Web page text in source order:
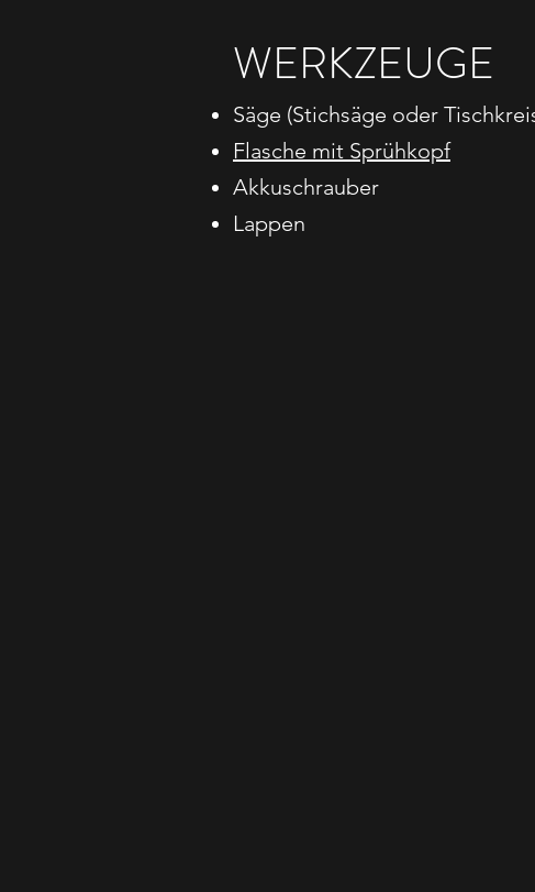
WERKZEUGE
Säge (Stichsäge oder
Flasche mit Sprühkopf
Akkuschrauber
Lappen